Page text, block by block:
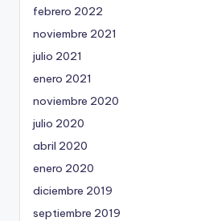
febrero 2022
noviembre 2021
julio 2021
enero 2021
noviembre 2020
julio 2020
abril 2020
enero 2020
diciembre 2019
septiembre 2019